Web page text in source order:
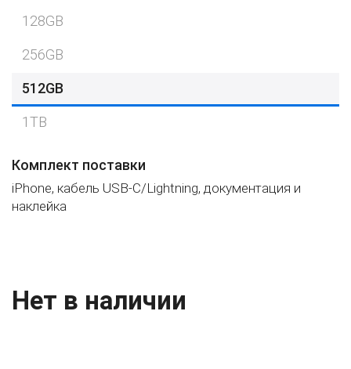
128GB
256GB
512GB
1TB
Комплект поставки
iPhone, кабель USB-C/Lightning, документация и
наклейка
Нет в наличии